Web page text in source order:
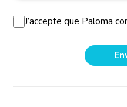
J’accepte que Paloma